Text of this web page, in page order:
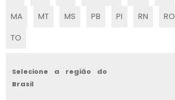
LOCAÇÃO DE TENDAS EM SP
LOCAÇÃO DE TENDA SANFONADA SIMPLES
LOCAÇÃO DE TENDAS EM ITU
MA
MT MS PB PI RN RO
TO
Selecione a região do
Brasil